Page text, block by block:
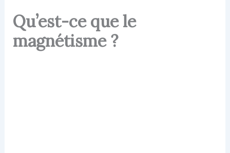
Qu’est-ce que le
magnétisme ?